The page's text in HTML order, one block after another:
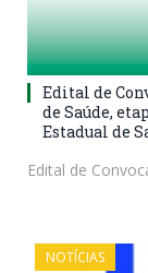
Edital de
de Saúde,
Estadual de
Edital de
NOTÍCIAS